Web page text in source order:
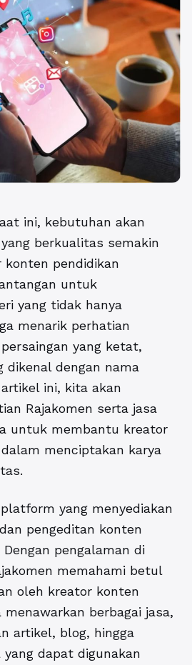
ini, kebutuhan akan
berkualitas semakin
konten pendidikan
untuk
yang tidak hanya
menarik perhatian
yang ketat,
dikenal dengan nama
ini, kita akan
Rajakomen serta jasa
untuk membantu kreator
menciptakan karya
yang menyediakan
pengeditan konten
Dengan pengalaman di
memahami betul
oleh kreator konten
menawarkan berbagai jasa,
artikel, blog, hingga
dapat digunakan